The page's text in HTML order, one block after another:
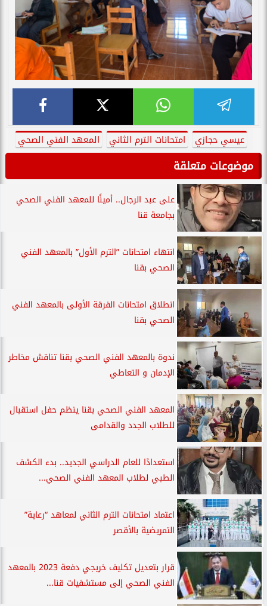
عيسي حجازي امتحانات الترم الثاني المعهد الفني الصحي
موضوعات متعلقة
على عبد الرجال.. أمينًا للمعهد الفني الصحي
بجامعة قنا
انتهاء امتحانات ”الترم الأول” بالمعهد الفني
الصحي بقنا
انطلاق امتحانات الفرقة الأولى بالمعهد الفني
الصحي بقنا
ندوة بالمعهد الفني الصحي بقنا تناقش مخاطر
الإدمان و التعاطي
المعهد الفني الصحي بقنا ينظم حفل استقبال
للطلاب الجدد والقدامى
استعدادًا للعام الدراسي الجديد.. بدء الكشف
الطبي لطلاب المعهد الفني الصحي...
اعتماد امتحانات الترم الثاني لمعاهد “رعاية”
التمريضية بالأقصر
قرار بتعديل تكليف خريجي دفعة 2023 بالمعهد
الفني الصحي إلى مستشفيات قنا...